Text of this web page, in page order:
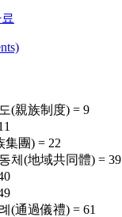
(親族制度) = 9
集團) = 22
체(地域共同體) = 39
(通過儀禮) = 61